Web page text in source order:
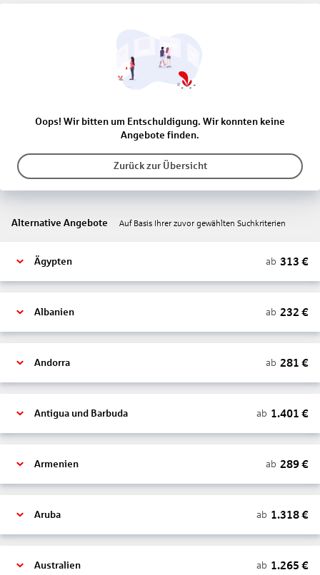
Oops! Wir bitten um Entschuldigung. Wir konnten keine
Angebote finden.
Zurück zur Übersicht
Alternative Angebote Auf Basis Ihrer zuvor gewählten Suchkriterien
Ägypten ab 313 €
Albanien ab 232 €
Andorra ab 281 €
Antigua und Barbuda ab 1.401 €
Armenien ab 289€
Aruba ab 1.318€
Australien ab 1.265 €